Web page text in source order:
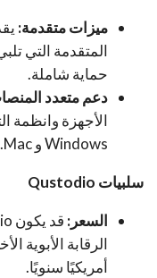
ميزات متقدمة:
المتقدمة التي
حماية شاملة.
دعم متعدد
Windows و Mac.
سلبيات Qustodio
السعر:
أمريكيًا سنويًا.